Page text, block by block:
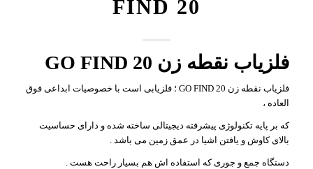
FIND 20
فلزیاب نقطه زن GO FIND 20
فلزیاب نقطه زن GO FIND 20 ؛ فلزیابی است با خصوصیات ابداعی فوق
العاده ،
که بر پایه تکنولوژی پیشرفته دیجیتالی ساخته شده و دارای حساسیت
بالای کاوش و یافتن اشیا در عمق زمین می باشد .
دستگاه جمع و جوری که استفاده اش هم بسیار راحت هست .